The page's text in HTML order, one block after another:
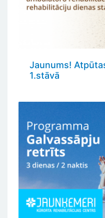
Jaunums!
1.stāvā